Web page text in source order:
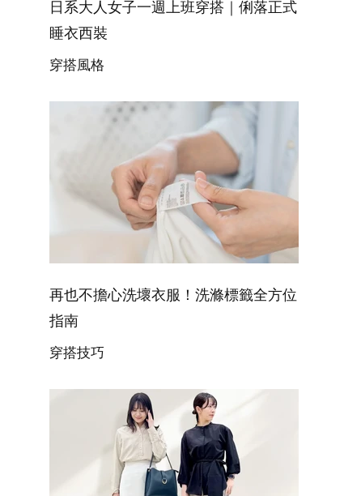
日系大人女子一週上班穿搭｜俐落正式
睡衣西裝
穿搭風格
再也不擔心洗壞衣服！洗滌標籤全方位
指南
穿搭技巧